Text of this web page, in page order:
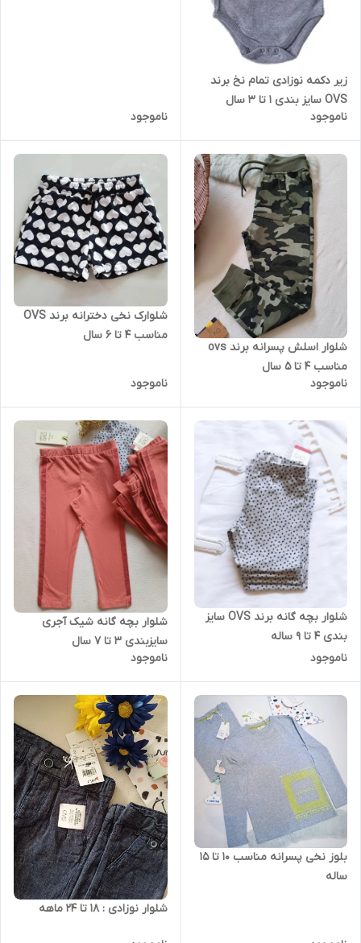
زیر دکمه نوزادی تمام نخ برند
OVS سایز بندی 1 تا 3 سال
ناموجود
ناموجود
شلوار اسلش پسرانه برند ovs
مناسب 4 تا 5 سال
ناموجود
شلوارک نخی دخترانه برند OVS
مناسب 4 تا 6 سال
ناموجود
شلوار بچه گانه برند OVS سایز
بندی 4 تا 9 ساله
ناموجود
شلوار بچه گانه شیک آجری
سایزبندی 3 تا 7 سال
ناموجود
بلوز نخی پسرانه مناسب 10 تا 15
ساله
شلوار نوزادی : 18 تا 24 ماهه